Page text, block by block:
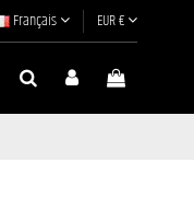
Français EUR €